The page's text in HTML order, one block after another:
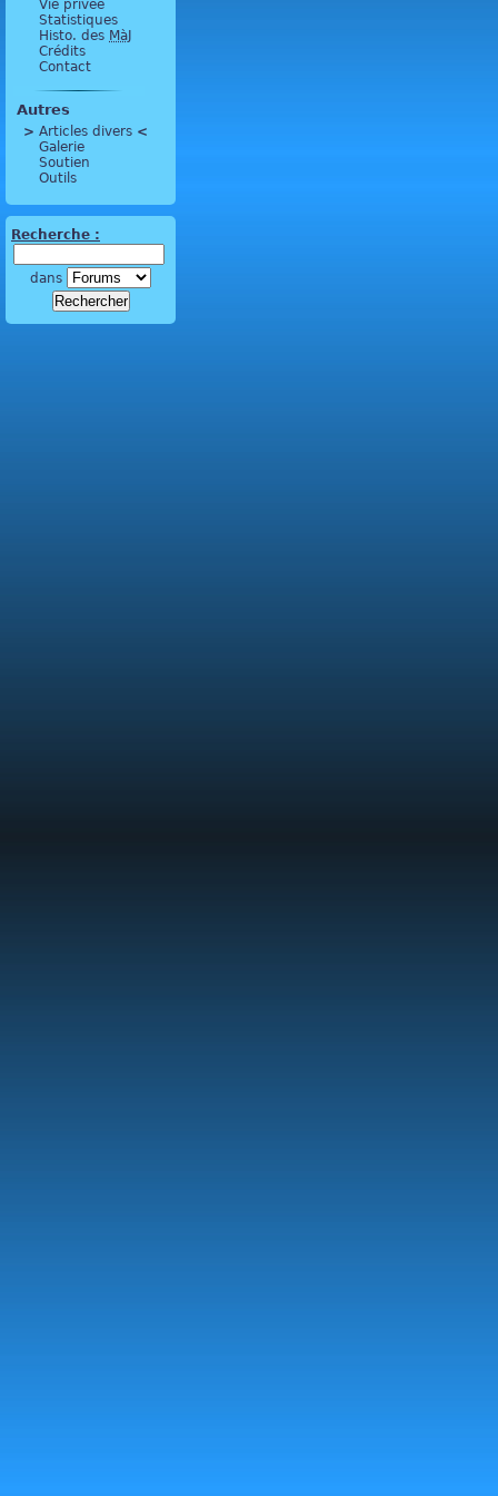
Vie privée
Statistiques
Histo. des MàJ
Crédits
Contact
Autres
> Articles divers <
Galerie
Soutien
Outils
Recherche :
dans